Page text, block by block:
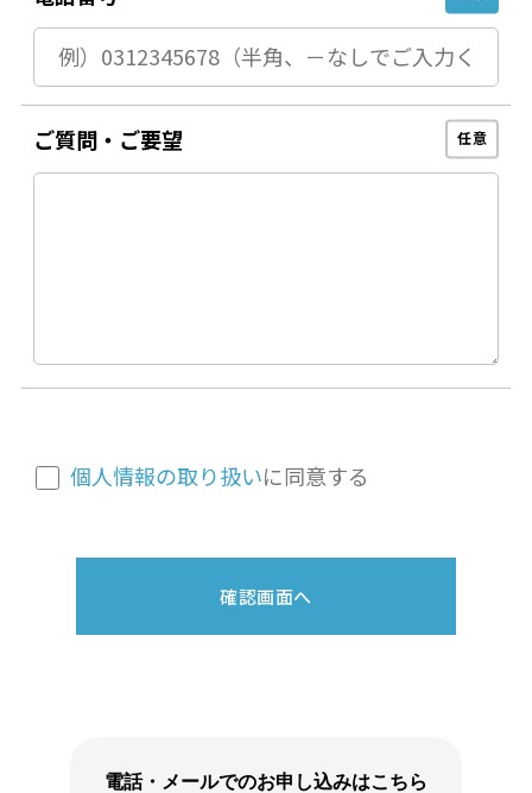
任意
ご質問・ご要望
個人情報の取り扱いに同意する
確認画面へ
電話・メールでのお申し込みはこちら